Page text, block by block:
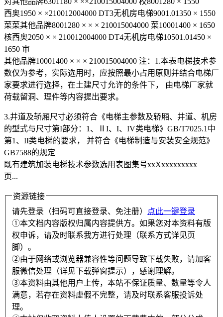
西奥1950 × ×210012004000 DT3无机房电梯9001.01350 × 1550
菜菜其他品牌8001280 × × × 210015004000 菜10001400 × 1650
核西奥2050 × × 210012004000 DT4无机房电梯10501.01450 ×
1650 审
其他品牌10001400 × × × 210015004000 注：1.本表电梯技术参
数仅为参考，实际选用时，应按照最小占用原则并结合电梯厂
家要求进行选择，在土建尺寸允许的条件下， 由电梯厂家就
荷载留洞、理件等内容提出要求。
3.井道及轿厢尺寸必须符合《电梯主参数及轿厢、井道、机房
的型式与尺寸第I部分：1、ⅡI、I、IV类电梯》GB/T7025.1中
第1、II类电梯的要求， 并符合《电梯制造与安装安全规范》
GB7588的规定
既有建筑加装电梯技术参数选用表图集号xxXxxxxxxxxx
页...
资源链接
请先登录（扫码可直接登录、免注册）
点此一键登录
①本文档内容版权归属内容提供方。如果您对本资料有版
权申诉，请及时联系我方进行处理（联系方式详见页
脚）。
②由于网络或浏览器兼容性等问题导致下载失败，请加客
服微信处理（详见下载弹窗提示），感谢理解。
③本资料由其他用户上传，本站不保证质量、数量等令人
满意，若存在资料虚假不完整，请及时联系客服投诉处
理。